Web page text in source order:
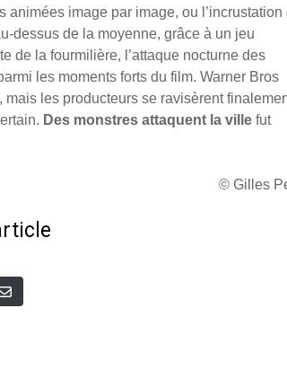
animées image par image, ou l’incrustation
dessus de la moyenne, grâce à un jeu
de la fourmilière, l’attaque nocturne des
les moments forts du film. Warner Bros
les producteurs se ravisèrent
Des monstres attaquent la ville fut
© Gilles